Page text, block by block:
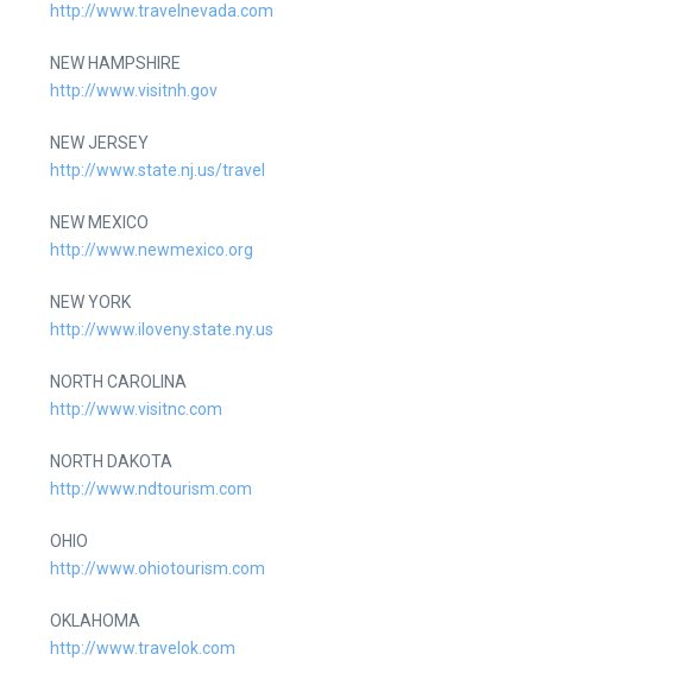
http://www.travelnevada.com
NEW HAMPSHIRE
http://www.visitnh.gov
NEW JERSEY
http://www.state.nj.us/travel
NEW MEXICO
http://www.newmexico.org
NEW YORK
http://www.iloveny.state.ny.us
NORTH CAROLINA
http://www.visitnc.com
NORTH DAKOTA
http://www.ndtourism.com
OHIO
http://www.ohiotourism.com
OKLAHOMA
http://www.travelok.com